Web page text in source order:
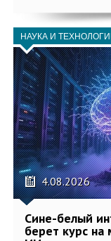
НАУКА И
4.08.2026
Сине-белый
берет курс на